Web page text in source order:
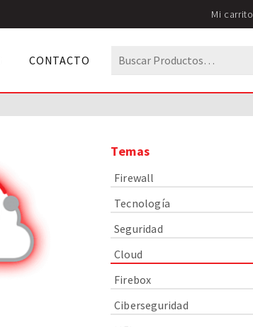
Mi carrito
CONTACTO
Buscar
por:
Temas
Firewall
Tecnología
Seguridad
Cloud
Firebox
Ciberseguridad